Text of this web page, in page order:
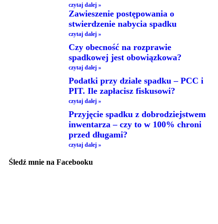
czytaj dalej »
Zawieszenie postępowania o
stwierdzenie nabycia spadku
czytaj dalej »
Czy obecność na rozprawie
spadkowej jest obowiązkowa?
czytaj dalej »
Podatki przy dziale spadku – PCC i
PIT. Ile zapłacisz fiskusowi?
czytaj dalej »
Przyjęcie spadku z dobrodziejstwem
inwentarza – czy to w 100% chroni
przed długami?
czytaj dalej »
Śledź mnie na Facebooku